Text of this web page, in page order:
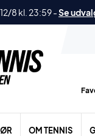
8 kl. 23:59-Se
OM TENNIS